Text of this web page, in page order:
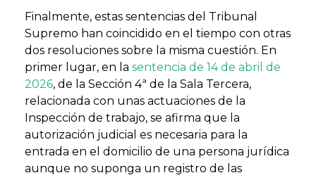
Finalmente, estas sentencias del Tribunal
Supremo han coincidido en el tiempo con otras
dos resoluciones sobre la misma cuestión. En
primer lugar, en la sentencia de 14 de abril de
2026, de la Sección 4ª de la Sala Tercera,
relacionada con unas actuaciones de la
Inspección de trabajo, se afirma que la
autorización judicial es necesaria para la
entrada en el domicilio de una persona jurídica
aunque no suponga un registro de las